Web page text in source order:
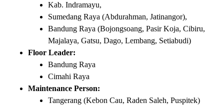
Kab. Indramayu,
Sumedang Raya (Abdurahman, Jatinangor),
Bandung Raya (Bojongsoang, Pasir Koja, Cibiru,
Majalaya, Gatsu, Dago, Lembang, Setiabudi)
Floor Leader:
Bandung Raya
Cimahi Raya
Maintenance Person:
Tangerang (Kebon Cau, Raden Saleh, Puspitek)